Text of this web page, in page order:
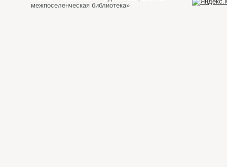
межпоселенческая библиотека»